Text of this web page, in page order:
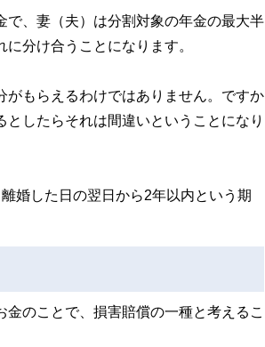
、妻（夫）は分割対象の年金の最大半
分け合うことになります。
もらえるわけではありません。ですか
したらそれは間違いということになり
婚した日の翌日から2年以内という期
のことで、損害賠償の一種と考えるこ